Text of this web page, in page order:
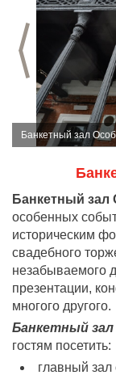
Предыдущий
Банкетный зал
Банкетный зал
особенных
историческим
свадебного
незабываемого
презентации,
многого другого.
Банкетный зал
гостям посетить:
главный